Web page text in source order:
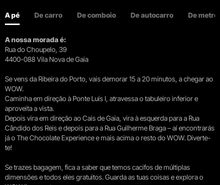
A pé De carro De comboio De autocarro De metro
A nossa morada é:
Rua do Choupelo, 39
4400-088 Vila Nova de Gaia
Se vens da Ribeira do Porto, vais demorar 15 a 20 minutos, a chegar ao
WOW.
Caminha em direção à Ponte Luís I, atravessa o tabuleiro inferior e
aproveita a vista.
Depois vira em direção ao Cais de Gaia, vira à esquerda para a Rua
Cândido dos Reis e depois para a Rua Guilherme Braga – aí encontrarás
já o The Chocolate Experience e mais acima o resto do WOW. Diverte-
te!
Se trazes bagagem, fica a saber que temos cacifos de múltiplas
dimensões e todos eles gratuitos. Guarda as tuas coisas e explora o